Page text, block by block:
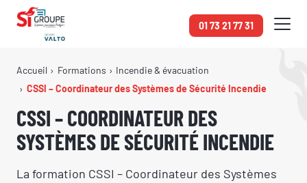
01 73 21 77 31
Accueil Formations
Incendie & évacuation
CSSI – Coordinateur des Systèmes de Sécurité Incendie
CSSI – COORDINATEUR DES
SYSTÈMES DE SÉCURITÉ INCENDIE
La formation CSSI – Coordinateur des Systèmes
Panneau de gestion des cookies